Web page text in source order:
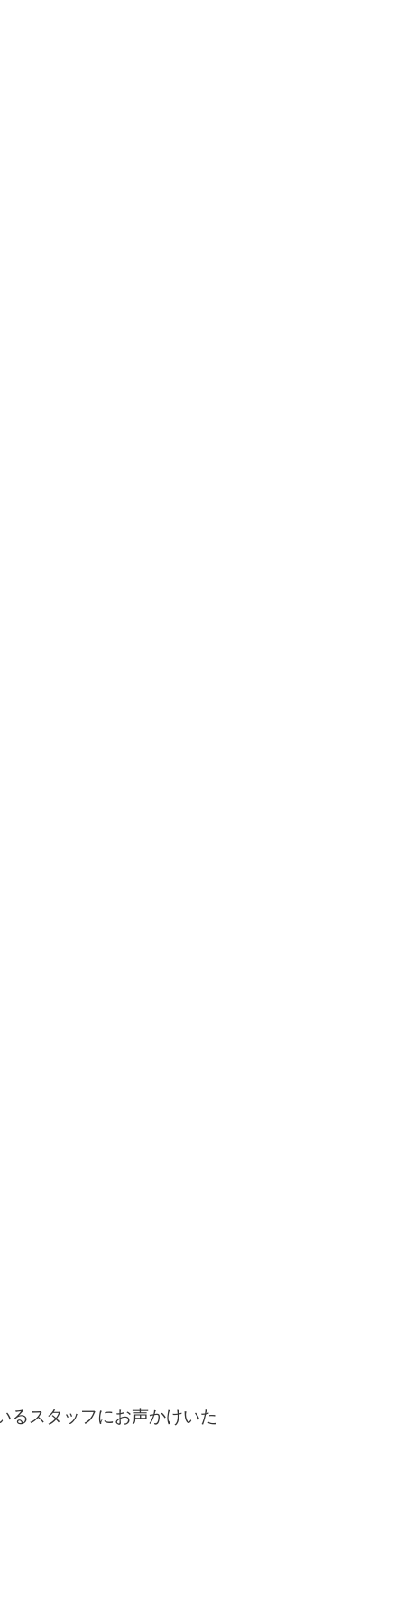
るスタッフにお声かけいた